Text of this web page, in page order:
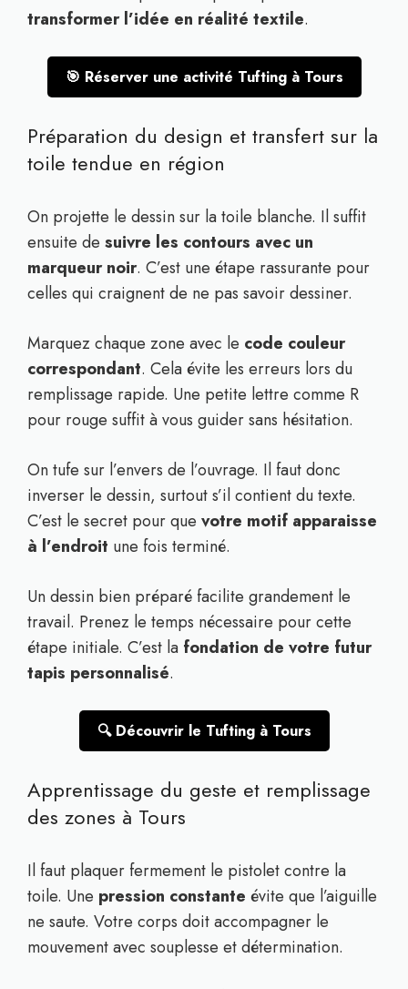
transformer l’idée en réalité textile.
🎯 Réserver une activité Tufting à Tours
Préparation du design et transfert sur la
toile tendue en région
On projette le dessin sur la toile blanche. Il suffit
ensuite de suivre les contours avec un
marqueur noir. C’est une étape rassurante pour
celles qui craignent de ne pas savoir dessiner.
Marquez chaque zone avec le code couleur
correspondant. Cela évite les erreurs lors du
remplissage rapide. Une petite lettre comme R
pour rouge suffit à vous guider sans hésitation.
On tufe sur l’envers de l’ouvrage. Il faut donc
inverser le dessin, surtout s’il contient du texte.
C’est le secret pour que votre motif apparaisse
à l’endroit une fois terminé.
Un dessin bien préparé facilite grandement le
travail. Prenez le temps nécessaire pour cette
étape initiale. C’est la fondation de votre futur
tapis personnalisé.
🔍 Découvrir le Tufting à Tours
Apprentissage du geste et remplissage
des zones à Tours
Il faut plaquer fermement le pistolet contre la
toile. Une pression constante évite que l’aiguille
ne saute. Votre corps doit accompagner le
mouvement avec souplesse et détermination.